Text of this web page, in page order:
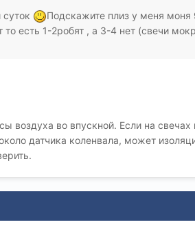
Подскажите плиз у меня моня
то есть 1-2робят , а 3-4 нет (свечи
воздуха во впускной. Если на
датчика коленвала, может